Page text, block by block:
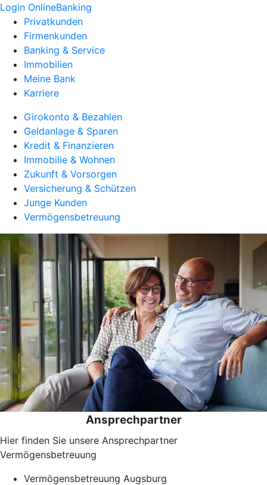
Login OnlineBanking
Privatkunden
Firmenkunden
Banking & Service
Immobilien
Meine Bank
Karriere
Girokonto & Bezahlen
Geldanlage & Sparen
Kredit & Finanzieren
Immobilie & Wohnen
Zukunft & Vorsorgen
Versicherung & Schützen
Junge Kunden
Vermögensbetreuung
Ansprechpartner
Hier finden Sie unsere Ansprechpartner
Vermögensbetreuung
Vermögensbetreuung Augsburg